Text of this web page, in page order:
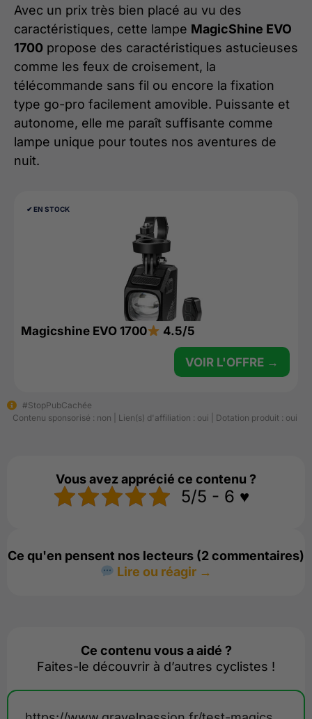
Avec un prix très bien placé au vu des
caractéristiques, cette lampe MagicShine EVO
1700 propose des caractéristiques astucieuses
comme les feux de croisement, la
télécommande sans fil ou encore la fixation
type go-pro facilement amovible. Puissante et
autonome, elle me paraît suffisante comme
lampe unique pour toutes nos aventures de
nuit.
✔︎ EN STOCK
Magicshine EVO 1700 4.5/5
VOIR L'OFFRE →
#StopPubCachée
Contenu sponsorisé : non | Lien(s) d'affiliation : oui | Dotation produit : oui
Vous avez apprécié ce contenu ?
5/5 - 6 ♥️
Ce qu'en pensent nos lecteurs (2 commentaires)
Lire ou réagir →
Ce contenu vous a aidé ?
Faites-le découvrir à d’autres cyclistes !